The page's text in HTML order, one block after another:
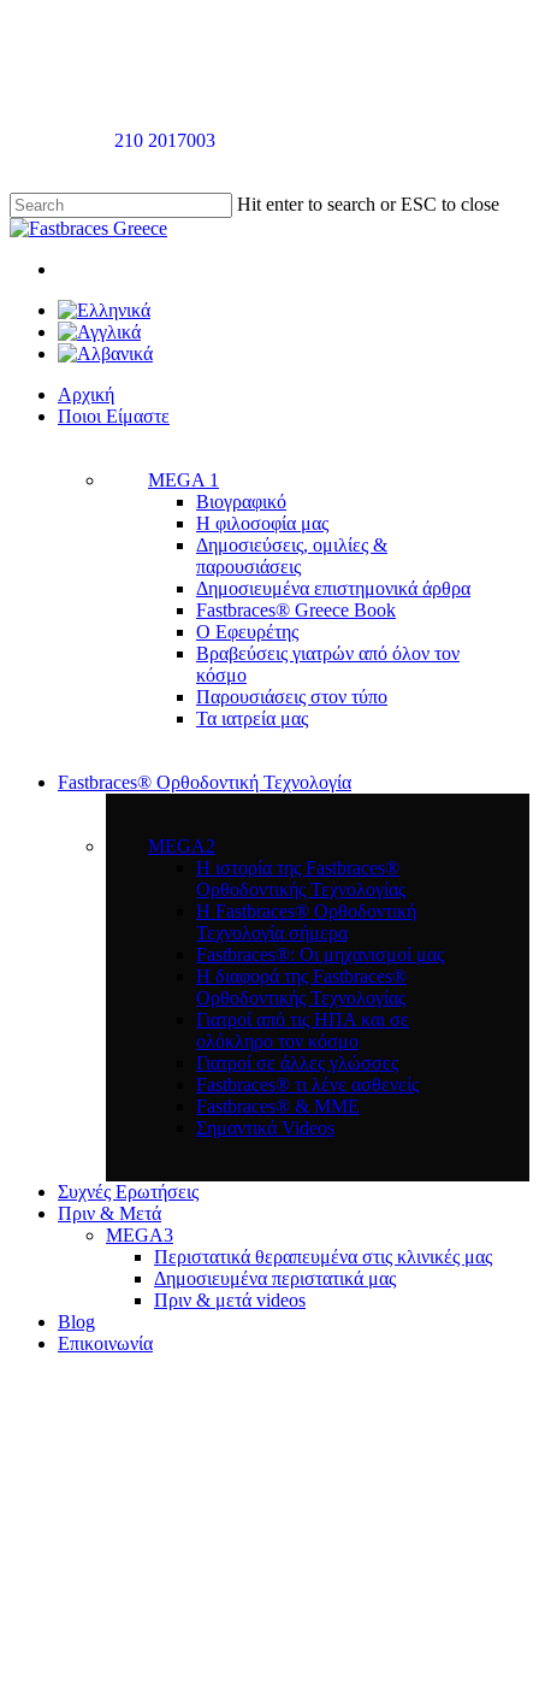
210 2017003
Hit enter to search or ESC to close
Close
Menu
Menu
Αρχική
Ποιοι Είμαστε
MEGA 1
Βιογραφικό
Η φιλοσοφία μας
Δημοσιεύσεις, ομιλίες &
παρουσιάσεις
Δημοσιευμένα επιστημονικά άρθρα
Fastbraces® Greece Book
Ο Εφευρέτης
Bραβεύσεις γιατρών από όλον τον
κόσμο
Παρουσιάσεις στον τύπο
Τα ιατρεία μας
Fastbraces® Ορθοδοντική Τεχνολογία
MEGA2
Η ιστορία της Fastbraces®
Ορθοδοντικής Τεχνολογίας
H Fastbraces® Ορθοδοντική
Τεχνολογία σήμερα
Fastbraces®: Οι μηχανισμοί μας
Η διαφορά της Fastbraces®
Ορθοδοντικής Τεχνολογίας
Γιατροί από τις ΗΠΑ και σε
ολόκληρο τον κόσμο
Γιατροί σε άλλες γλώσσες
Fastbraces® τι λένε ασθενείς
Fastbraces® & ΜΜΕ
Σημαντικά Videos
Συχνές Ερωτήσεις
Πριν & Μετά
MEGA3
Περιστατικά θεραπευμένα στις κλινικές μας
Δημοσιευμένα περιστατικά μας
Πριν & μετά videos
Blog
Επικοινωνία